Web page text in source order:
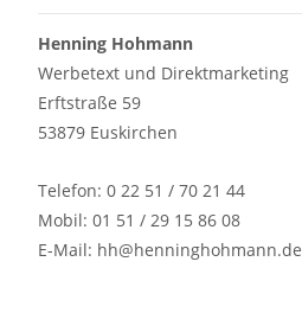
Henning Hohmann
Werbetext und Direktmarketing
Erftstraße 59
53879 Euskirchen
Telefon: 0 22 51 / 70 21 44
Mobil: 01 51 / 29 15 86 08
E-Mail: hh@henninghohmann.de